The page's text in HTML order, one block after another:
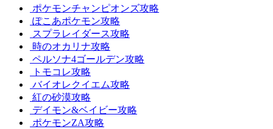
ポケモンチャンピオンズ攻略
ぽこあポケモン攻略
スプラレイダース攻略
時のオカリナ攻略
ペルソナ4ゴールデン攻略
トモコレ攻略
バイオレクイエム攻略
紅の砂漠攻略
デイモン&ベイビー攻略
ポケモンZA攻略